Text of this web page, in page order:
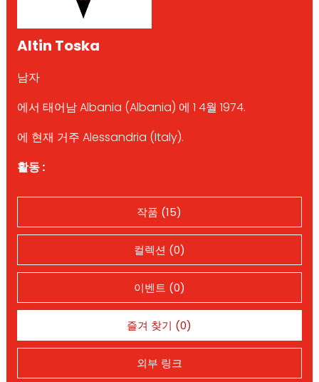
Altin Toska
남자
에서 태어남 Albania (Albania) 에 1 4월 1974.
에 현재 거주 Alessandria (Italy).
활동 :
작품 (15)
컬렉션 (0)
이벤트 (0)
즐겨 찾기 (0)
외부 링크